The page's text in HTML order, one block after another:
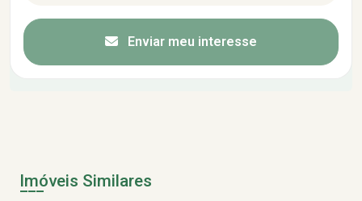
Enviar meu interesse
Imóveis Similares